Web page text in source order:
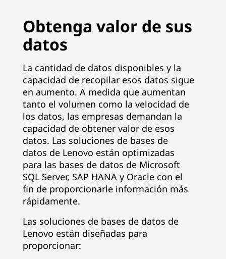
Obtenga valor de sus
datos
La cantidad de datos disponibles y la
capacidad de recopilar esos datos sigue
en aumento. A medida que aumentan
tanto el volumen como la velocidad de
los datos, las empresas demandan la
capacidad de obtener valor de esos
datos. Las soluciones de bases de
datos de Lenovo están optimizadas
para las bases de datos de Microsoft
SQL Server, SAP HANA y Oracle con el
fin de proporcionarle información más
rápidamente.
Las soluciones de bases de datos de
Lenovo están diseñadas para
proporcionar: